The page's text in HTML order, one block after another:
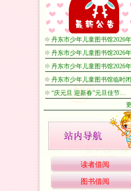
丹东市少年儿童图书馆2026
丹东市少年儿童图书馆2026
丹东市少年儿童图书馆2026
丹东市少年儿童图书馆临时
“庆元旦 迎新春”元旦佳节…
读者借阅
图书借阅